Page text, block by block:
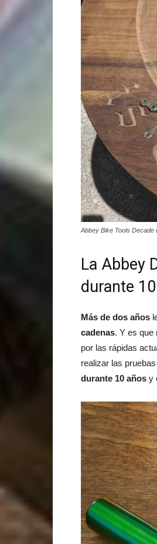
Abbey Bike Tools Decade
La Abbey
durante
Más de dos años
cadenas. Y es que
por las rápidas
realizar las
durante 10 años y